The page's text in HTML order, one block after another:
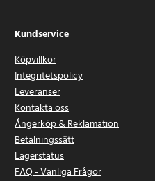
Kundservice
Köpvillkor
Integritetspolicy
Leveranser
Kontakta oss
Ångerköp & Reklamation
Betalningssätt
Lagerstatus
FAQ - Vanliga Frågor